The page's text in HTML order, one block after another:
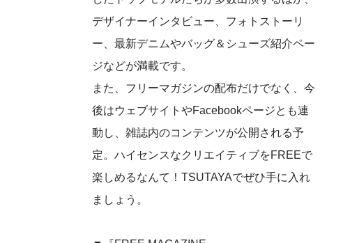
デザイナーインタビュー、フォトストーリ
ー、最新デニムやバッグ＆シューズ紹介ペー
ジなどが満載です。
また、フリーマガジンの配布だけでなく、今
後はウェブサイトやFacebookページとも連
動し、雑誌内のコンテンツが公開される予
定。ハイセンスなクリエイティブをFREEで
楽しめるなんて！TSUTAYAでぜひ手に入れ
ましょう。